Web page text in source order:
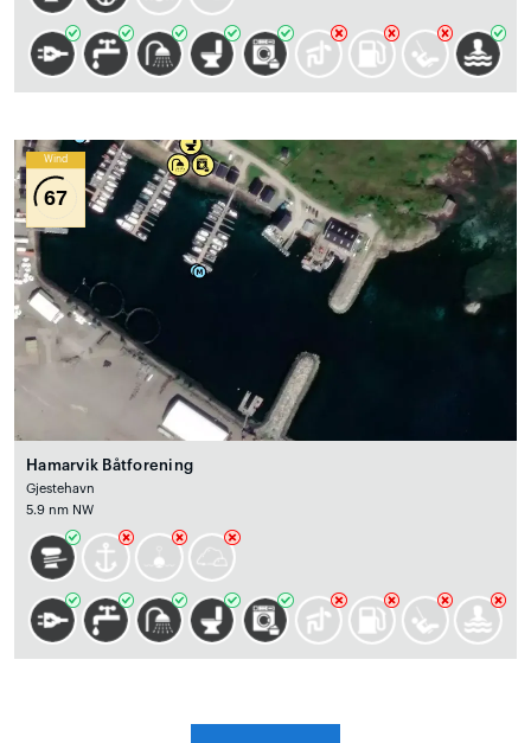
Wind
67
Hamarvik Båtforening
Gjestehavn
5.9 nm NW